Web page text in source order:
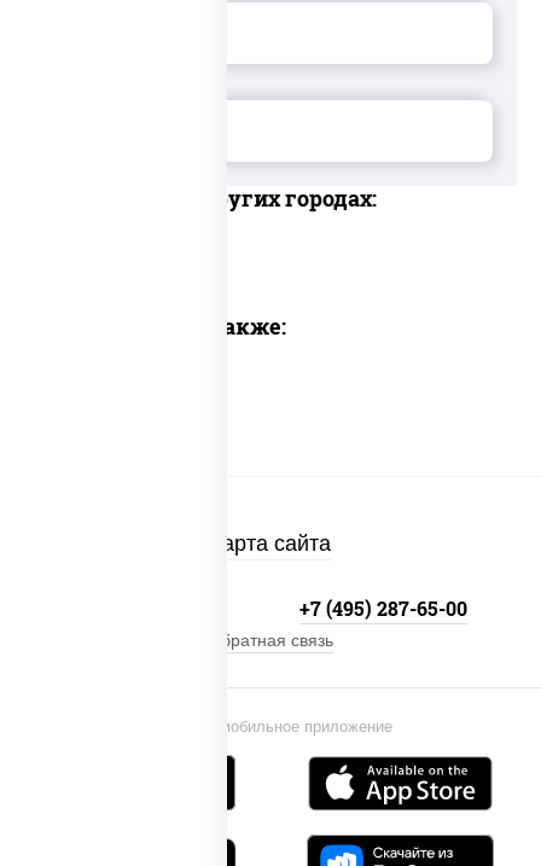
Доставка в других городах:
Предлагаем также:
Карта сайта
Установи мобильное приложение
+7 (495) 287-65-00
Обратная связь